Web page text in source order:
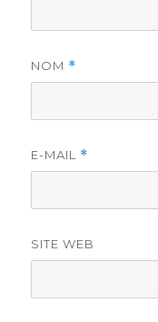
NOM *
E-MAIL *
SITE WEB